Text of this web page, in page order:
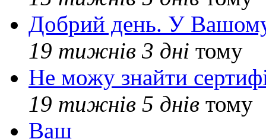
Добрий день. У Вашому
19 тижнів 3 дні тому
Не можу знайти
19 тижнів 5 днів тому
Ваш